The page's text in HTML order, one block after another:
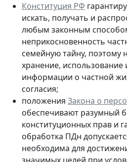
Конституция РФ
искать, получать и
любым законным
неприкосновенность
семейную тайну, поэтому
хранение, использование
информации о частной
согласия;
положения Закона о
обеспечивают разумный
конституционных прав и
обработка ПДн
необходима для